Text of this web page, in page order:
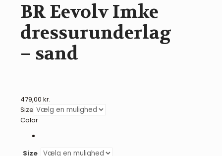
BR Eevolv Imke
dressurunderlag
– sand
479,00 kr.
Size
Color
Size